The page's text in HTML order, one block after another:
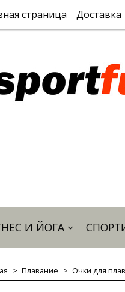
страница Доставка
И ЙОГА
Плавание Очки для